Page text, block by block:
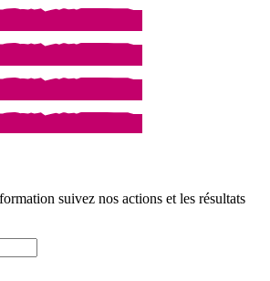
suivez nos actions et les résultats